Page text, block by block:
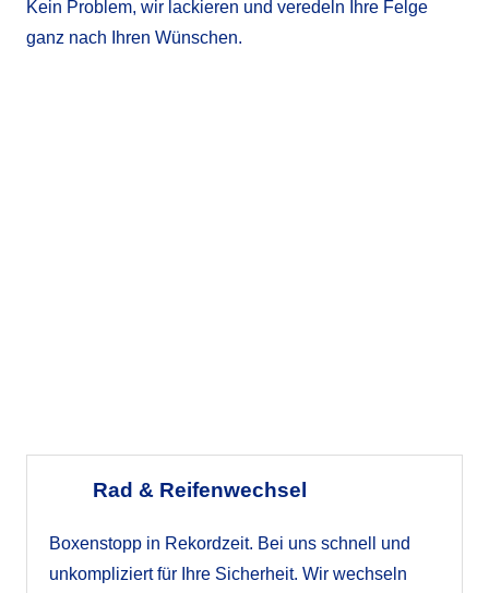
Kein Problem, wir lackieren und veredeln Ihre Felge
ganz nach Ihren Wünschen.
Rad & Reifenwechsel
Boxenstopp in Rekordzeit. Bei uns schnell und
unkompliziert für Ihre Sicherheit. Wir wechseln